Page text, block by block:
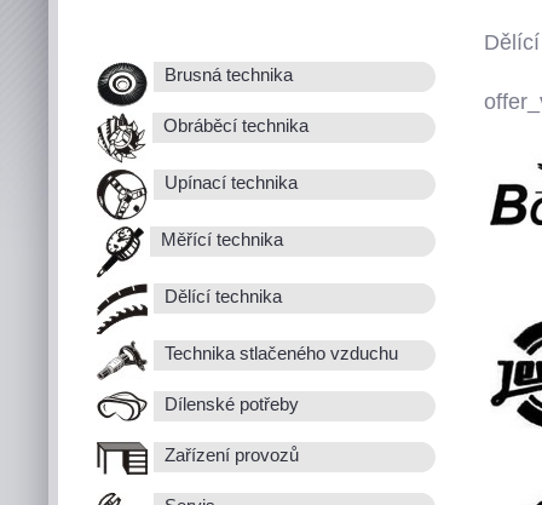
Brusná technika
Obráběcí technika
Upínací technika
Měřící technika
Dělící technika
Technika stlačeného vzduchu
Dílenské potřeby
Zařízení provozů